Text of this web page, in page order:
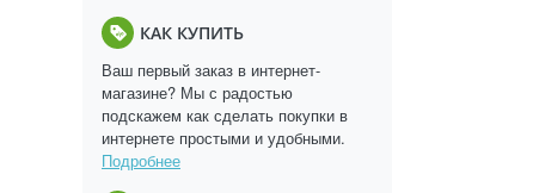
КАК КУПИТЬ
Ваш первый заказ в интернет-
магазине? Мы с радостью
подскажем как сделать покупки в
интернете простыми и удобными.
Подробнее